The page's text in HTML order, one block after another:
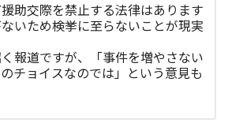
助交際を禁止する法律はあります
いため検挙に至らないことが現実
報道ですが、「事件を増やさない
チョイスなのでは」という意見も